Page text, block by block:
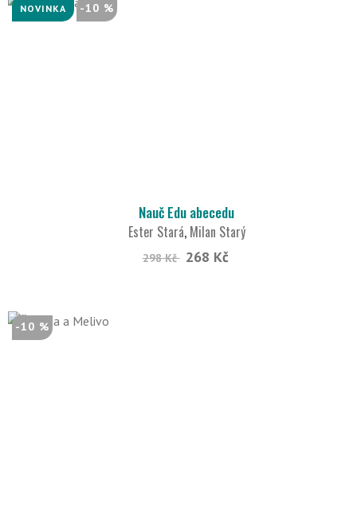
NOVINKA -10 %
Nauč Edu abecedu
Ester Stará, Milan Starý
298 Kč 268 Kč
-10 %